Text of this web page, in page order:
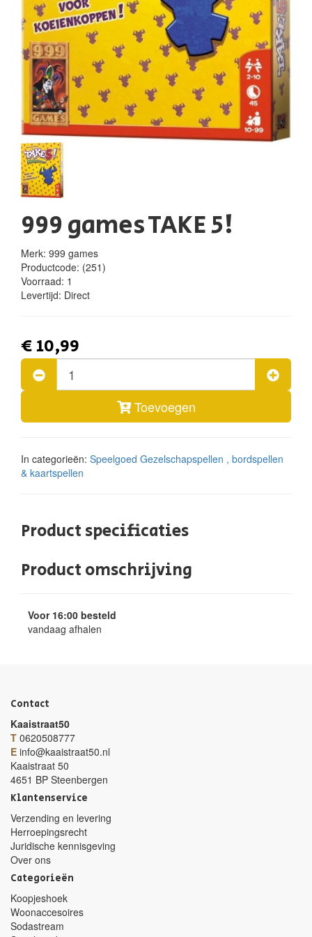
999 games TAKE 5!
Merk: 999 games
Productcode: (251)
Voorraad: 1
Levertijd: Direct
€ 10,99
Toevoegen
In categorieën: Speelgoed Gezelschapspellen , bordspellen
& kaartspellen
Product specificaties
Product omschrijving
Voor 16:00 besteld
vandaag afhalen
Contact
Kaaistraat50
T 0620508777
E info@kaaistraat50.nl
Kaaistraat 50
4651 BP Steenbergen
Klantenservice
Verzending en levering
Herroepingsrecht
Juridische kennisgeving
Over ons
Categorieën
Koopjeshoek
Woonaccesoires
Sodastream